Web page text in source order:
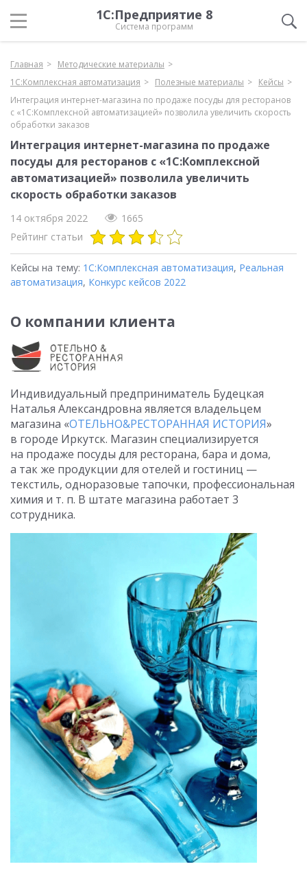
1С:Предприятие 8
Система программ
Главная
Методические материалы
1С:Комплексная автоматизация
Полезные материалы
Кейсы
Интеграция интернет-магазина по продаже посуды для ресторанов
с «1С:Комплексной автоматизацией» позволила увеличить скорость
обработки заказов
Интеграция интернет-магазина по продаже
посуды для ресторанов с «1С:Комплексной
автоматизацией» позволила увеличить
скорость обработки заказов
14 октября 2022
1665
Рейтинг статьи
Кейсы на тему: 1С:Комплексная автоматизация, Реальная
автоматизация, Конкурс кейсов 2022
О компании клиента
Индивидуальный предприниматель Будецкая
Наталья Александровна является владельцем
магазина «ОТЕЛЬНО&РЕСТОРАННАЯ ИСТОРИЯ»
в городе Иркутск. Магазин специализируется
на продаже посуды для ресторана, бара и дома,
а так же продукции для отелей и гостиниц —
текстиль, одноразовые тапочки, профессиональная
химия и т. п. В штате магазина работает 3
сотрудника.